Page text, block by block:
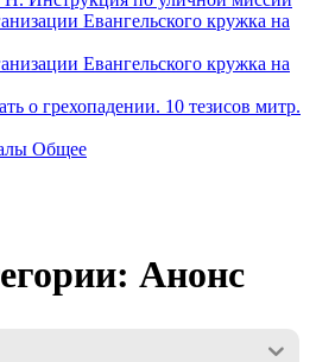
Евангельского кружка на
Евангельского кружка на
о грехопадении. 10 тезисов митр.
Общее
Анонс